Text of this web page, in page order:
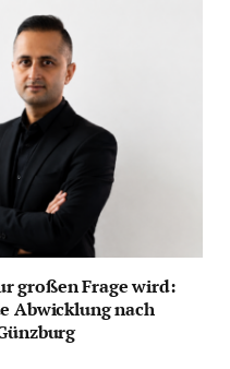
großen Frage wird:
Abwicklung nach